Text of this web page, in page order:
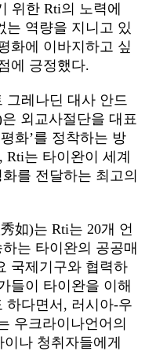
위한 Rti의 노력에
는 역량을 지니고 있
화에 이바지하고 싶
에 긍정했다.
그레나딘 대사 안드
외교사절단을 대표
화’를 정착하는 방
는 타이완이 세계
를 전달하는 최고의
如)는 Rti는 20개 언
는 타이완의 공공매
국제기구와 협력하
들이 타이완을 이해
하다면서, 러시아-우
우크라이나언어의
나 청취자들에게